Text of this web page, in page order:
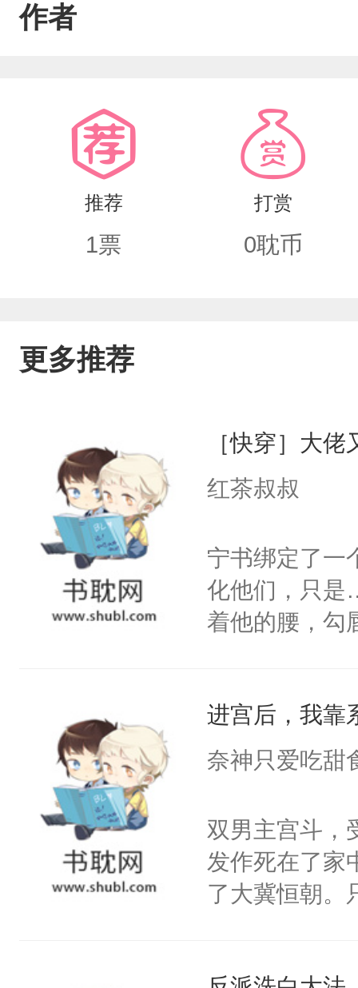
下的叶族更加出名，几乎人尽皆知。
不起任何兴趣，一心只想摆烂。只因
快要研究出可以增加寿命的顶级药物
死于非命这一世我决定摆烂，就算上
作者
推荐
1票
打赏
0耽币
更多推荐
［快穿］大
红茶叔叔
宁书绑定了一
化他们，只是
着他的腰，勾
来，给老公亲
用力——为你
进宫后，我靠
奈神只爱吃甜
双男主宫斗，
发作死在了家
了大冀恒朝。